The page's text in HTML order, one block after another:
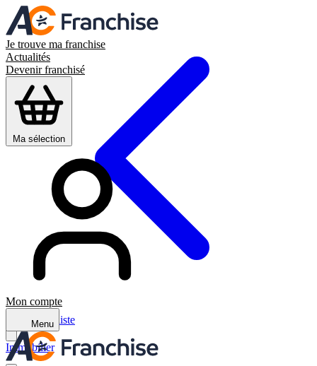
Je trouve ma franchise
Actualités
Devenir franchisé
Ma sélection
Mon compte
Menu
Retour à la liste
Immobilier